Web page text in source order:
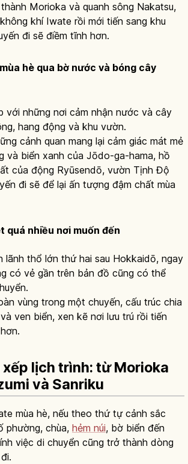
Morioka và quanh sông Nakatsu,
khí Iwate rồi mới tiến sang khu
đi sẽ điềm tĩnh hơn.
hè qua bờ nước và bóng cây
với những nơi cảm nhận nước và cây
hang động và khu vườn.
cảnh quan mang lại cảm giác mát mẻ
và biển xanh của Jōdo-ga-hama, hồ
của động Ryūsendō, vườn Tịnh Độ
đi sẽ để lại ấn tượng đậm chất mùa
quá nhiều nơi muốn đến
lãnh thổ lớn thứ hai sau Hokkaidō, ngay
có vẻ gần trên bản đồ cũng có thể
vùng trong một chuyến, cấu trúc chia
ven biển, xen kẽ nơi lưu trú rồi tiến
xếp lịch trình: từ Morioka
và Sanriku
mùa hè, nếu theo thứ tự cảnh sắc
phường, chùa, hẻm núi, bờ biển đến
việc di chuyển cũng trở thành dòng